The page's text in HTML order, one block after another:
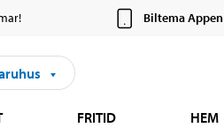
Biltema Appen
FRITID HEM